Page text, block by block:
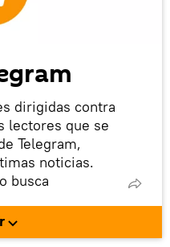
dirigidas contra
lectores que se
Telegram,
noticias.
o busca
Mundo